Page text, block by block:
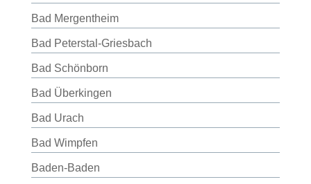
Bad Mergentheim
Bad Peterstal-Griesbach
Bad Schönborn
Bad Überkingen
Bad Urach
Bad Wimpfen
Baden-Baden